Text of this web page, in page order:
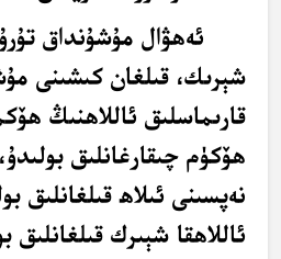
ئەھۋال مۇشۇنداق
شېرىك، قىلغان كىشىنى
قارىماسلىق ئاللاھنىڭ
ھۆكۈم چىقارغانلىق
نەپسىنى ئىلاھ قىلغانلىق
ئاللاھقا شېىرك